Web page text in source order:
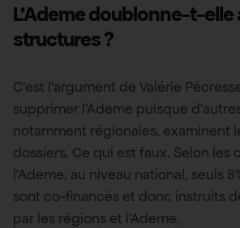
L’Ademe doublonne-t-elle
structures ?
C’est l’argument de Valérie
supprimer l’Ademe puisque
notamment régionales, examinent
dossiers. Ce qui est faux. Selon les
l’Ademe, au niveau national, seuls
sont co-financés et donc instruits
par les régions et l’Ademe.